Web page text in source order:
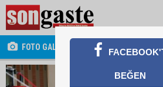
FOTO GALERİ
BEĞEN